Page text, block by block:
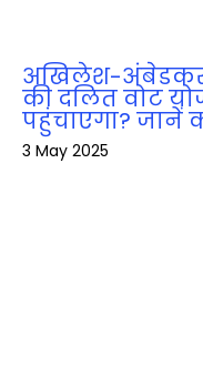
अखिलेश-अंबेडकर
की दलित वोट
पहुंचाएगा? जानें
3 May 2025